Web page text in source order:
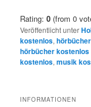
Rating:0 (from 0
Veröffentlicht unter
kostenlos,hörbücher
hörbücher
kostenlos,musik
INFORMATIONEN